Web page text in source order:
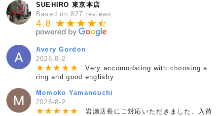
SUEHIRO 東京本店
Based on 827 reviews
4.8 ★★★★★
☆
Avery Gordon
2026-8-2
★★★ ★★
Very accomodating with choosing a
ring and good englishy
Momoko Yamanouchi
2026-8-2
★★★ ★★
岩瀬店長にご対応いただきました。入荷